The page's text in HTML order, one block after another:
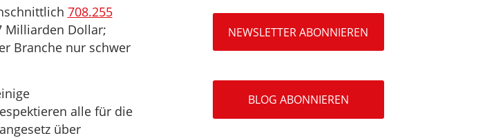
708.255
Milliarden Dollar;
Branche nur schwer
alle für die
über
NEWSLETTER ABONNIEREN
BLOG ABONNIEREN